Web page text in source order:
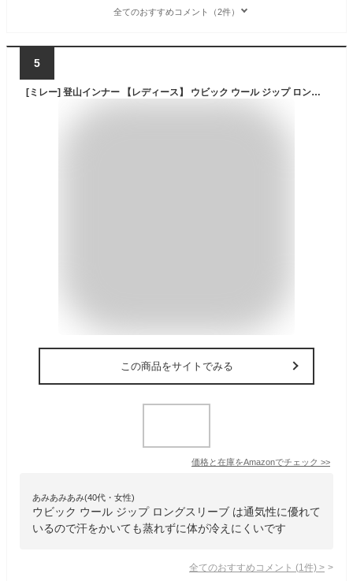
全てのおすすめコメント（2件）
5
[ミレー] 登山インナー 【レディース】 ウビック ウール ジップ ロングスリーブ MIV03215 サファイア(NEW LOGO) S
この商品をサイトでみる
価格と在庫をAmazonでチェック >>
あみあみあみ(40代・女性)
ウビック ウール ジップ ロングスリーブ は通気性に優れて
いるので汗をかいても蒸れずに体が冷えにくいです
全てのおすすめコメント (1 件) >